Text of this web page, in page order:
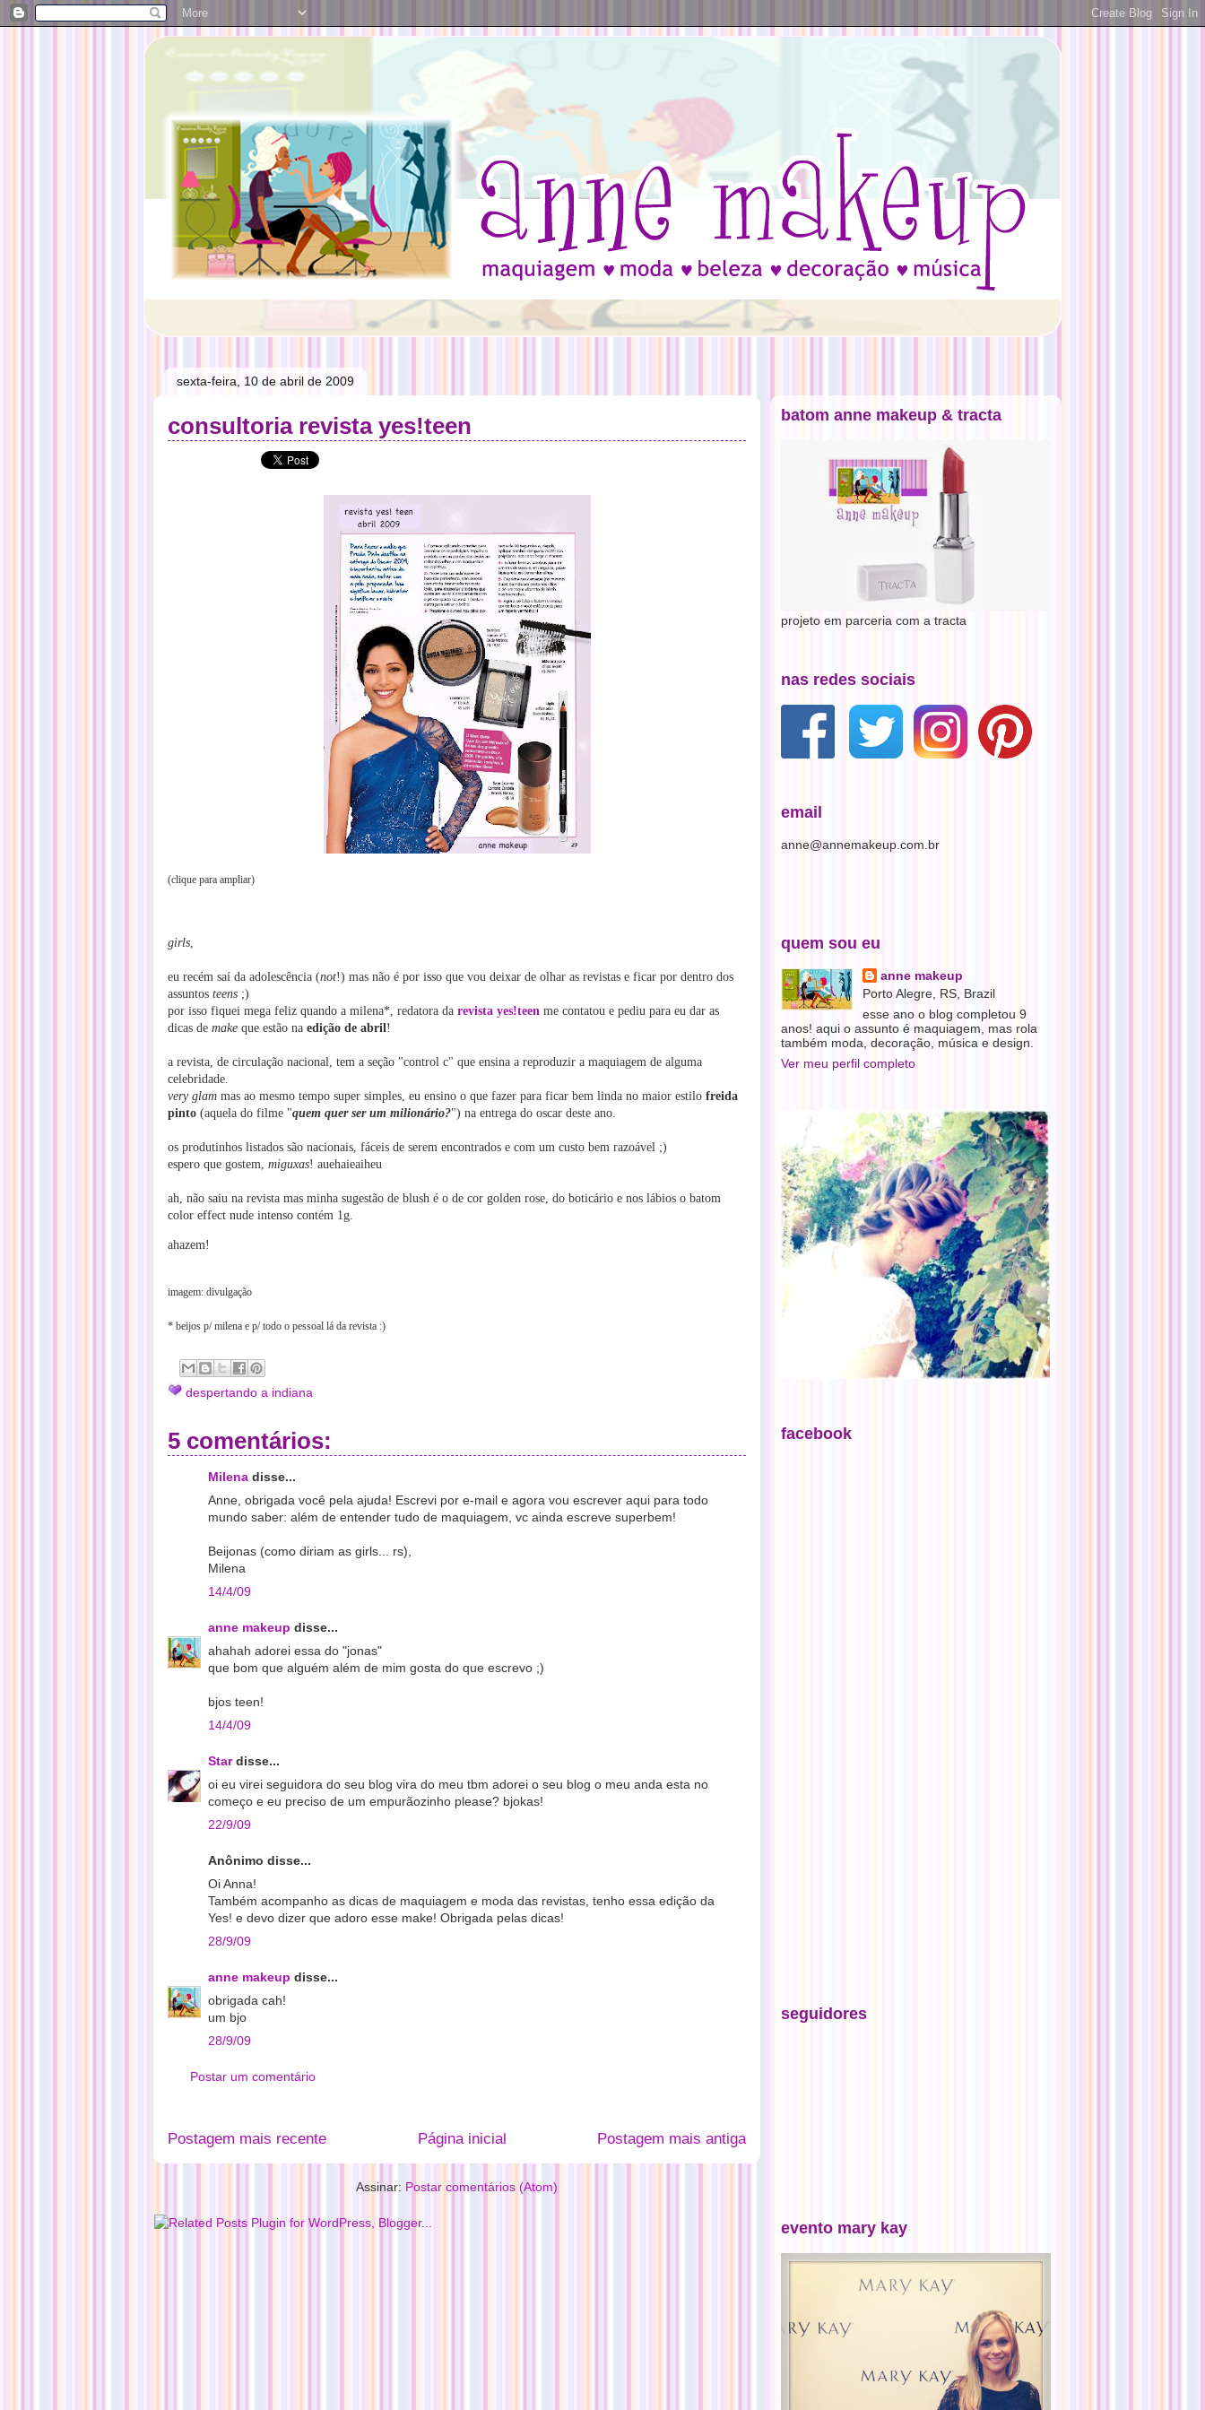
sexta-feira, 10 de abril de 2009
consultoria revista yes!teen
(clique para ampliar)
girls,
eu recém saí da adolescência (not!) mas não é por isso que vou deixar de olhar as revistas e ficar por dentro dos
assuntos teens ;)
por isso fiquei mega feliz quando a milena*, redatora da revista yes!teen me contatou e pediu para eu dar as
dicas de make que estão na edição de abril!
a revista, de circulação nacional, tem a seção "control c" que ensina a reproduzir a maquiagem de alguma
celebridade.
very glam mas ao mesmo tempo super simples, eu ensino o que fazer para ficar bem linda no maior estilo freida
pinto (aquela do filme "quem quer ser um milionário?") na entrega do oscar deste ano.
os produtinhos listados são nacionais, fáceis de serem encontrados e com um custo bem razoável ;)
espero que gostem, miguxas! auehaieaiheu
ah, não saiu na revista mas minha sugestão de blush é o de cor golden rose, do boticário e nos lábios o batom
color effect nude intenso contém 1g.
ahazem!
imagem: divulgação
* beijos p/ milena e p/ todo o pessoal lá da revista :)
despertando a indiana
5 comentários:
Milena disse...
Anne, obrigada você pela ajuda! Escrevi por e-mail e agora vou escrever aqui para todo
mundo saber: além de entender tudo de maquiagem, vc ainda escreve superbem!
Beijonas (como diriam as girls... rs),
Milena
14/4/09
anne makeup disse...
ahahah adorei essa do "jonas"
que bom que alguém além de mim gosta do que escrevo ;)
bjos teen!
14/4/09
Stardisse...
oi eu virei seguidora do seu blog vira do meu tbm adorei o seu blog o meu anda esta no
começo e eu preciso de um empurãozinho please? bjokas!
22/9/09
Anônimo disse...
Oi Anna!
Também acompanho as dicas de maquiagem e moda das revistas, tenho essa edição da
Yes! e devo dizer que adoro esse make! Obrigada pelas dicas!
28/9/09
anne makeup disse...
obrigada cah!
um bjo
28/9/09
Postar um comentário
Postagem mais recente Postagem mais antiga
Página inicial
Assinar: Postar comentários (Atom)
batom anne makeup & tracta
projeto em parceria com a tracta
nas redes sociais
email
anne@annemakeup.com.br
quem sou eu
anne makeup
Porto Alegre, RS, Brazil
esse ano o blog completou 9
anos! aqui o assunto é maquiagem, mas rola
também moda, decoração, música e design.
Ver meu perfil completo
facebook
seguidores
evento mary kay